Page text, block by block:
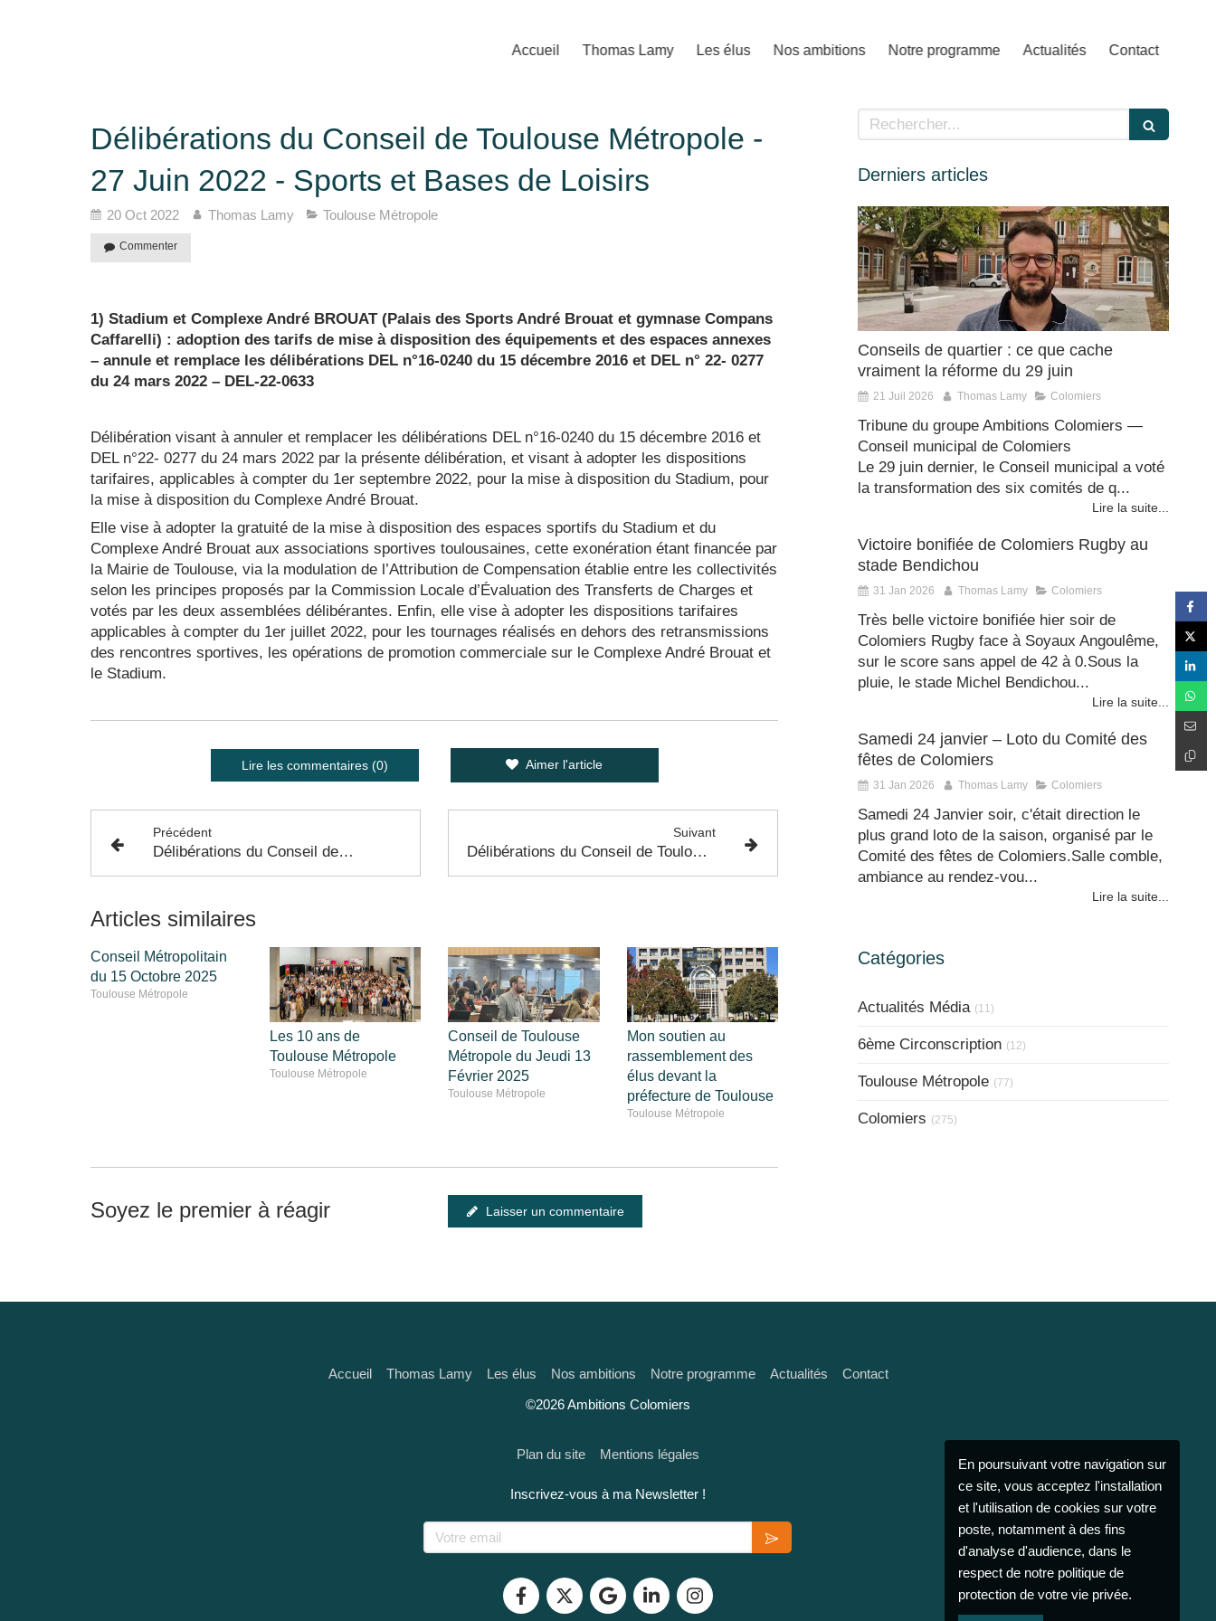
Accueil Thomas Lamy Les élus Nos ambitions Notre programme Actualités Contact
Délibérations du Conseil de Toulouse Métropole -
27 Juin 2022 - Sports et Bases de Loisirs
20 Oct 2022 Thomas Lamy Toulouse Métropole
Commenter
1) Stadium et Complexe André BROUAT (Palais des Sports André Brouat et gymnase Compans
Caffarelli) : adoption des tarifs de mise à disposition des équipements et des espaces annexes
– annule et remplace les délibérations DEL n°16-0240 du 15 décembre 2016 et DEL n° 22- 0277
du 24 mars 2022 – DEL-22-0633
Délibération visant à annuler et remplacer les délibérations DEL n°16-0240 du 15 décembre 2016 et
DEL n°22- 0277 du 24 mars 2022 par la présente délibération, et visant à adopter les dispositions
tarifaires, applicables à compter du 1er septembre 2022, pour la mise à disposition du Stadium, pour
la mise à disposition du Complexe André Brouat.
Elle vise à adopter la gratuité de la mise à disposition des espaces sportifs du Stadium et du
Complexe André Brouat aux associations sportives toulousaines, cette exonération étant financée par
la Mairie de Toulouse, via la modulation de l’Attribution de Compensation établie entre les collectivités
selon les principes proposés par la Commission Locale d’Évaluation des Transferts de Charges et
votés par les deux assemblées délibérantes. Enfin, elle vise à adopter les dispositions tarifaires
applicables à compter du 1er juillet 2022, pour les tournages réalisés en dehors des retransmissions
des rencontres sportives, les opérations de promotion commerciale sur le Complexe André Brouat et
le Stadium.
Lire les commentaires (0) Aimer l'article
Précédent
Délibérations du Conseil de Toulouse Métropole - 27 Juin 2022 - Aménagement et Politique Foncière
Suivant
Délibérations du Conseil de Toulouse Métropole - 27 Juin 2022 - Cohésion Sociale et Inclusion
Articles similaires
Conseil Métropolitain
du 15 Octobre 2025
Toulouse Métropole
Les 10 ans de
Toulouse Métropole
Toulouse Métropole
Conseil de Toulouse
Métropole du Jeudi 13
Février 2025
Toulouse Métropole
Mon soutien au
rassemblement des
élus devant la
préfecture de Toulouse
Toulouse Métropole
Soyez le premier à réagir Laisser un commentaire
Rechercher
Derniers articles
Conseils de quartier : ce que cache
vraiment la réforme du 29 juin
21 Juil 2026 Thomas Lamy Colomiers
Tribune du groupe Ambitions Colomiers —
Conseil municipal de Colomiers
Le 29 juin dernier, le Conseil municipal a voté
la transformation des six comités de q...
Lire la suite...
Victoire bonifiée de Colomiers Rugby au
stade Bendichou
31 Jan 2026 Thomas Lamy Colomiers
Très belle victoire bonifiée hier soir de
Colomiers Rugby face à Soyaux Angoulême,
sur le score sans appel de 42 à 0.Sous la
pluie, le stade Michel Bendichou...
Lire la suite...
Samedi 24 janvier – Loto du Comité des
fêtes de Colomiers
31 Jan 2026 Thomas Lamy Colomiers
Samedi 24 Janvier soir, c'était direction le
plus grand loto de la saison, organisé par le
Comité des fêtes de Colomiers.Salle comble,
ambiance au rendez-vou...
Lire la suite...
Catégories
Actualités Média (11)
6ème Circonscription (12)
Toulouse Métropole (77)
Colomiers (275)
Accueil Thomas Lamy Les élus Nos ambitions Notre programme Actualités
Contact
©2026 Ambitions Colomiers
Plan du site Mentions légales
Inscrivez-vous à ma Newsletter !
Votre email
En poursuivant votre navigation sur
ce site, vous acceptez l'installation
et l'utilisation de cookies sur votre
poste, notamment à des fins
d'analyse d'audience, dans le
respect de notre politique de
protection de votre vie privée.